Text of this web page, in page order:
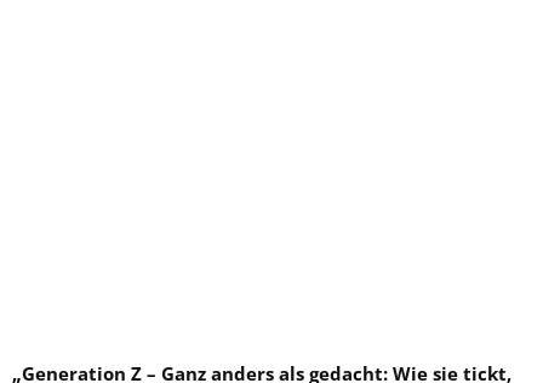
„Generation Z – Ganz anders als gedacht: Wie sie tickt,